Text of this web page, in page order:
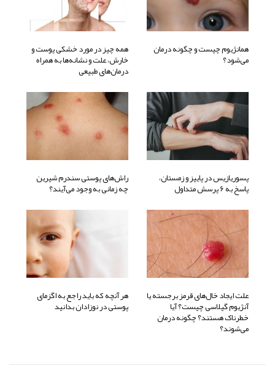
همانژیوم چیست و چگونه درمان
می‌شود؟
همه چیز در مورد خشکی پوست و
خارش، علت و نشانه‌ها به همراه
درمان‌های طبیعی
پسوریازیس در پاییز و زمستان،
پاسخ به 6 پرسش متداول
راش‌های پوستی سندرم شیرین
چه زمانی به وجود می‌آیند؟
علت ایجاد خال‌های قرمز برجسته یا
آنژیوم گیلاسی چیست؟ آیا
خطرناک هستند؟ چگونه درمان
می‌شوند؟
هر آنچه که باید راجع به اگزمای
پوستی در نوزادان بدانید